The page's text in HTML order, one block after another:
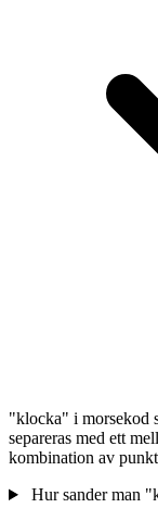
"klocka" i morsekod
separeras med ett
kombination av
Hur sander man